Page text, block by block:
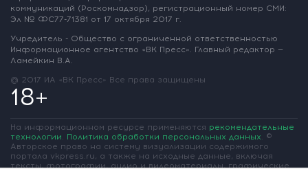
коммуникаций (Роскомнадзор), регистрационный номер СМИ:
Эл № ФС77-71381 от 17 октября 2017 г.
Учредитель - Общество с ограниченной ответственностью
Информационное агентство «ВК Пресс». Главный редактор —
Ламейкин В.А.
@ 2017 ИА «ВК Пресс» Все права защищены
18+
На информационном ресурсе применяются рекомендательные
технологии. Политика обработки персональных данных. ©
Авторское право на систему визуализации содержимого
портала vkpress.ru, а также на исходные данные, включая
тексты, фотографии, аудио и видеоматериалы, графические